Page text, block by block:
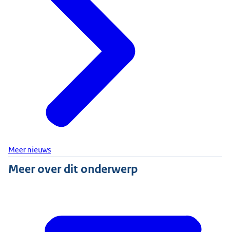
Meer nieuws
Meer over dit onderwerp